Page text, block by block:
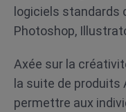
logiciels standards
Photoshop,
Axée sur la
la suite de
permettre aux